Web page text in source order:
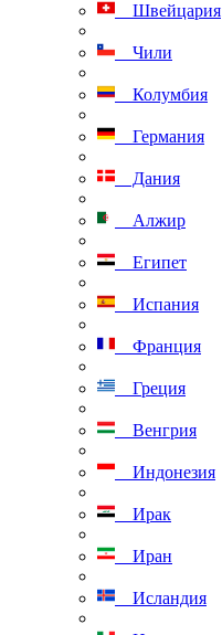
Швейцария
Чили
Колумбия
Германия
Дания
Алжир
Египет
Испания
Франция
Греция
Венгрия
Индонезия
Ирак
Иран
Исландия